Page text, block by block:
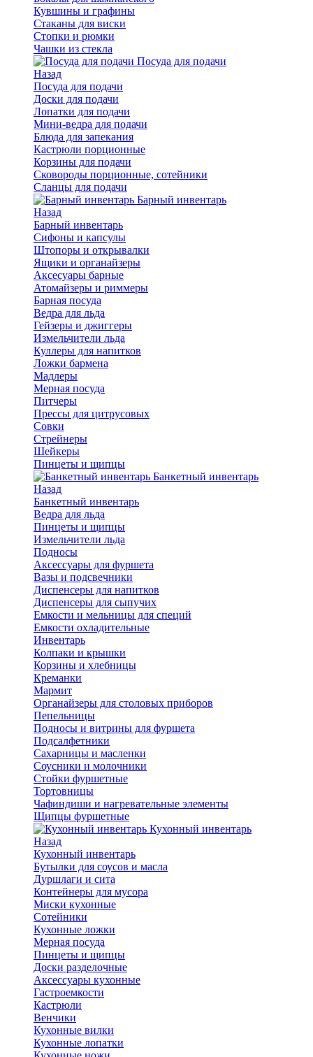
Кувшины и графины
Стаканы для виски
Стопки и рюмки
Чашки из стекла
Посуда для подачи
Назад
Посуда для подачи
Доски для подачи
Лопатки для подачи
Мини-ведра для подачи
Блюда для запекания
Кастрюли порционные
Корзины для подачи
Сковороды порционные, сотейники
Сланцы для подачи
Барный инвентарь
Назад
Барный инвентарь
Сифоны и капсулы
Штопоры и открывалки
Ящики и органайзеры
Аксесуары барные
Атомайзеры и риммеры
Барная посуда
Ведра для льда
Гейзеры и джиггеры
Измельчители льда
Куллеры для напитков
Ложки бармена
Мадлеры
Мерная посуда
Питчеры
Прессы для цитрусовых
Совки
Стрейнеры
Шейкеры
Пинцеты и щипцы
Банкетный инвентарь
Назад
Банкетный инвентарь
Ведра для льда
Пинцеты и щипцы
Измельчители льда
Подносы
Аксессуары для фуршета
Вазы и подсвечники
Диспенсеры для напитков
Диспенсеры для сыпучих
Емкости и мельницы для специй
Емкости охладительные
Инвентарь
Колпаки и крышки
Корзины и хлебницы
Креманки
Мармит
Органайзеры для столовых приборов
Пепельницы
Подносы и витрины для фуршета
Подсалфетники
Сахарницы и масленки
Соусники и молочники
Стойки фуршетные
Тортовницы
Чафиндиши и нагревательные элементы
Щипцы фуршетные
Кухонный инвентарь
Назад
Кухонный инвентарь
Бутылки для соусов и масла
Дуршлаги и сита
Контейнеры для мусора
Миски кухонные
Сотейники
Кухонные ложки
Мерная посуда
Пинцеты и щипцы
Доски разделочные
Аксессуары кухонные
Гастроемкости
Кастрюли
Венчики
Кухонные вилки
Кухонные лопатки